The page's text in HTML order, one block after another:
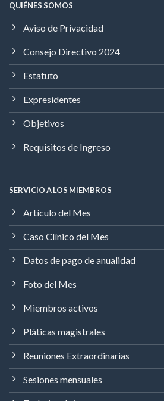
QUIÉNES SOMOS
Aviso de Privacidad
Consejo Directivo 2024
Estatuto
Expresidentes
Objetivos
Requisitos de Ingreso
SERVICIO A LOS MIEMBROS
Artículo del Mes
Caso Clínico del Mes
Datos de pago de anualidad
Foto del Mes
Miembros activos
Pláticas magistrales
Reuniones Extraordinarias
Sesiones mensuales